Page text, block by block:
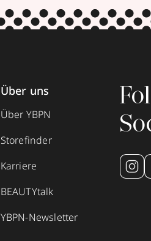
Über uns
Über YBPN
Storefinder
Karriere
BEAUTYtalk
YBPN-Newsletter